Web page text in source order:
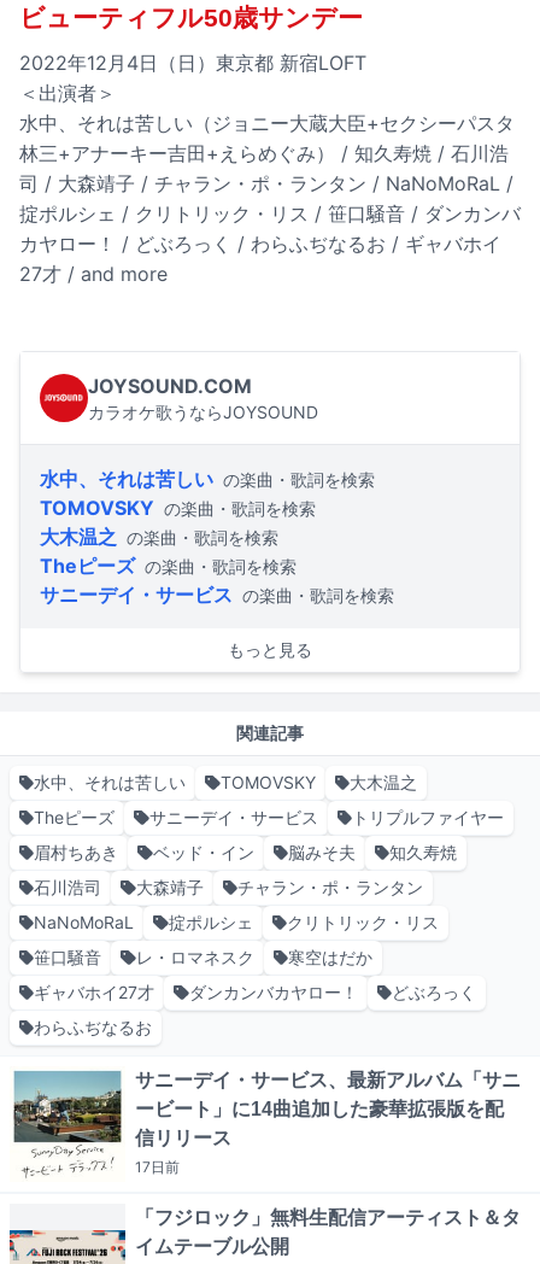
ビューティフル50歳サンデー
2022年12月4日（日）東京都 新宿LOFT
＜出演者＞
水中、それは苦しい（ジョニー大蔵大臣+セクシーパスタ
林三+アナーキー吉田+えらめぐみ） / 知久寿焼 / 石川浩
司 / 大森靖子 / チャラン・ポ・ランタン / NaNoMoRaL /
掟ポルシェ / クリトリック・リス / 笹口騒音 / ダンカンバ
カヤロー！ / どぶろっく / わらふぢなるお / ギャバホイ
27才 / and more
JOYSOUND.COM
カラオケ歌うならJOYSOUND
水中、それは苦しい の楽曲・歌詞を検索
TOMOVSKY の楽曲・歌詞を検索
大木温之 の楽曲・歌詞を検索
Theピーズ の楽曲・歌詞を検索
サニーデイ・サービス の楽曲・歌詞を検索
もっと見る
関連記事
水中、それは苦しい TOMOVSKY
大木温之
Theピーズ
サニーデイ・サービス
トリプルファイヤー
眉村ちあき
ベッド・イン 脳みそ夫
知久寿焼
石川浩司
大森靖子
チャラン・ポ・ランタン
NaNoMoRaL
掟ポルシェ
クリトリック・リス
笹口騒音
レ・ロマネスク
寒空はだか
ギャバホイ27才
ダンカンバカヤロー！
どぶろっく
わらふぢなるお
サニーデイ・サービス、最新アルバム「サニ
ービート」に14曲追加した豪華拡張版を配
信リリース
17日前
「フジロック」無料生配信アーティスト＆タ
イムテーブル公開